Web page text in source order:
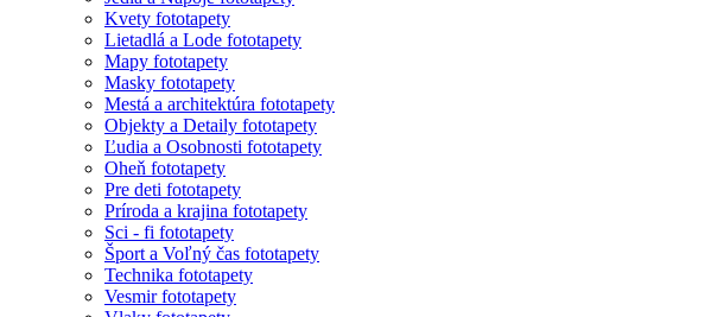
Kvety fototapety
Lietadlá a Lode fototapety
Mapy fototapety
Masky fototapety
Mestá a architektúra fototapety
Objekty a Detaily fototapety
Ľudia a Osobnosti fototapety
Oheň fototapety
Pre deti fototapety
Príroda a krajina fototapety
Sci - fi fototapety
Šport a Voľný čas fototapety
Technika fototapety
Vesmir fototapety